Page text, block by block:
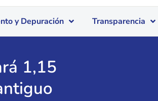
y Depuración Transparencia
1,15